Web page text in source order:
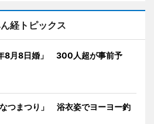
経トピックス
8月8日婚」 300人超が事前予
つまつり」 浴衣姿でヨーヨー釣